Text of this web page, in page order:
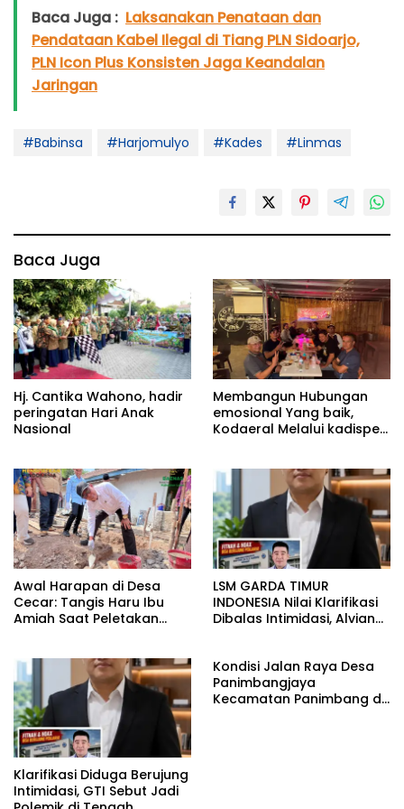
Baca Juga : Laksanakan Penataan dan
Pendataan Kabel Ilegal di Tiang PLN Sidoarjo,
PLN Icon Plus Konsisten Jaga Keandalan
Jaringan
#Babinsa #Harjomulyo #Kades #Linmas
Baca Juga
Hj. Cantika Wahono, hadir
peringatan Hari Anak
Nasional
Membangun Hubungan
emosional Yang baik,
Kodaeral Melalui kadispen
tidak harus resmi Dengan
suasana Santai lebih
Dekat Dan Harmonis.
Awal Harapan di Desa
Cecar: Tangis Haru Ibu
Amiah Saat Peletakan
LSM GARDA TIMUR
INDONESIA Nilai Klarifikasi
Dibalas Intimidasi, Alvian
KUHAP pasal 108 ayat 1
Klarifikasi Diduga Berujung
Intimidasi, GTI Sebut Jadi
Kondisi Jalan Raya Desa
Panimbangjaya
Kecamatan Panimbang di